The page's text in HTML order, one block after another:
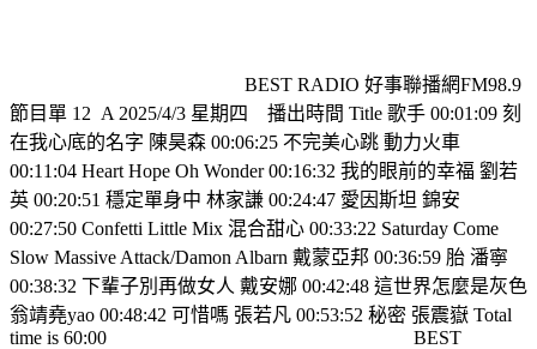
BEST RADIO 好事聯播網FM98.9
節目單 12 A 2025/4/3 星期四
播出時間 Title 歌手 00:01:09 刻
在我心底的名字 陳昊森 00:06:25 不完美心跳 動力火車
00:11:04 Heart Hope Oh Wonder 00:16:32 我的眼前的幸福 劉若
英 00:20:51 穩定單身中 林家謙 00:24:47 愛因斯坦 錦安
00:27:50 Confetti Little Mix 混合甜心 00:33:22 Saturday Come
Slow Massive Attack/Damon Albarn 戴蒙亞邦 00:36:59 胎 潘寧
00:38:32 下輩子別再做女人 戴安娜 00:42:48 這世界怎麼是灰色
翁靖堯yao 00:48:42 可惜嗎 張若凡 00:53:52 秘密 張震嶽 Total
time is 60:00
BEST